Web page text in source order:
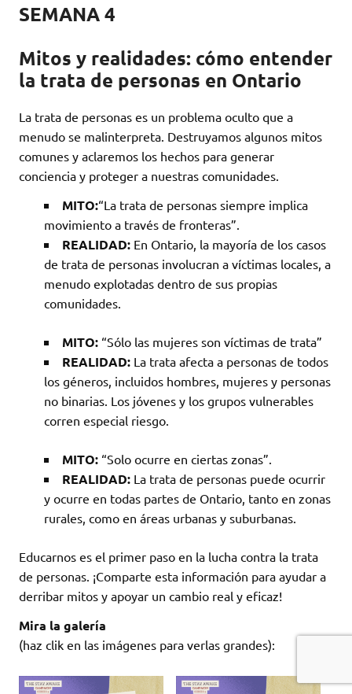
SEMANA 4
Mitos y realidades: cómo entender
la trata de personas en Ontario
La trata de personas es un problema oculto que a
menudo se malinterpreta. Destruyamos algunos mitos
comunes y aclaremos los hechos para generar
conciencia y proteger a nuestras comunidades.
MITO:“La trata de personas siempre implica
movimiento a través de fronteras”.
REALIDAD: En Ontario, la mayoría de los casos
de trata de personas involucran a víctimas locales, a
menudo explotadas dentro de sus propias
comunidades.
MITO: “Sólo las mujeres son víctimas de trata”
REALIDAD: La trata afecta a personas de todos
los géneros, incluidos hombres, mujeres y personas
no binarias. Los jóvenes y los grupos vulnerables
corren especial riesgo.
MITO: “Solo ocurre en ciertas zonas”.
REALIDAD: La trata de personas puede ocurrir
y ocurre en todas partes de Ontario, tanto en zonas
rurales, como en áreas urbanas y suburbanas.
Educarnos es el primer paso en la lucha contra la trata
de personas. ¡Comparte esta información para ayudar a
derribar mitos y apoyar un cambio real y eficaz!
Mira la galería
(haz clik en las imágenes para verlas grandes):